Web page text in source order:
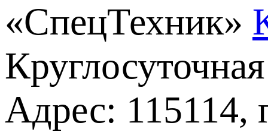
«СпецТехник»
Адрес: 115114,